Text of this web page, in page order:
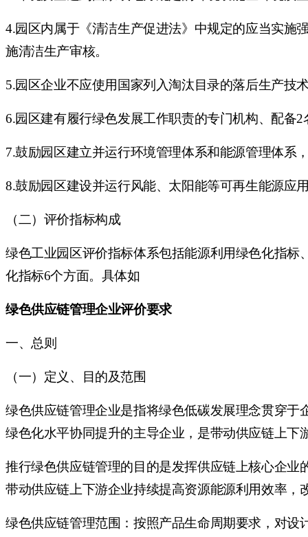
4.园区内属于《清洁生产促进法》中规定的应当实施
施清洁生产审核。
5.园区企业不应使用国家列入淘汰目录的落后生产技
6.园区建有履行绿色发展工作职责的专门机构、配备
7.鼓励园区建立并运行环境管理体系和能源管理体系
8.鼓励园区建设并运行风能、太阳能等可再生能源应
（二）评价指标构成
绿色工业园区评价指标体系包括能源利用绿色化指
化指标6个方面。具体如
绿色供应链管理企业评价要求
一、总则
（一）定义、目的及范围
绿色供应链管理企业是指将绿色低碳发展理念贯穿
绿色化水平协同提升的主导企业，是带动供应链上下
推行绿色供应链管理的目的是发挥供应链上核心企
带动供应链上下游企业持续提高资源能源利用效率，
绿色供应链管理范围：按照产品生命周期要求，对